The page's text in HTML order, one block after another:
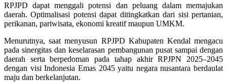
RPJPD dapat menggali potensi dan peluang dalam memajukan
daerah. Optimalisasi potensi dapat ditingkatkan dari sisi pertanian,
perikanan, pariwisata, ekonomi kreatif maupun UMKM.
Menurutnya, saat menyusun RPJPD Kabupaten Kendal mengacu
pada sinergitas dan keselarasan pembangunan pusat sampai dengan
daerah serta berpedoman pada tahap akhir RPJPN 2025–2045
dengan visi Indonesia Emas 2045 yaitu negara nusantara berdaulat
maju dan berkelanjutan.